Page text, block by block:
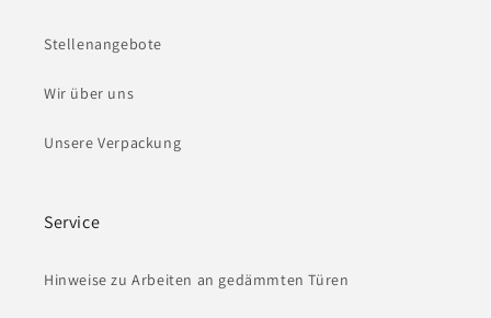
Stellenangebote
Wir über uns
Unsere Verpackung
Service
Hinweise zu Arbeiten an gedämmten Türen